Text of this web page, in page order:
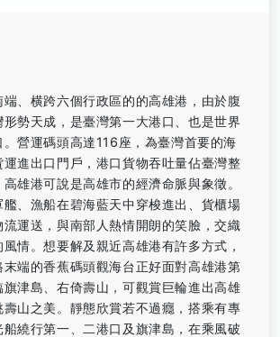
、横跨六個行政區的的高雄港，由於腹
勢天成，是臺灣第一大港口、也是世界
營運碼頭高達116座，為臺灣首要的海
進出口門戶，港口貨物吞吐量佔臺灣整
雄港可說是高雄市的經濟命脈與象徵。
艦、漁船在碧海藍天中穿梭進出、貨櫃場
運送，與南部人熱情開朗的笑臉，交織
情。想要解及親近高雄港有許多方式，
端的香蕉碼頭觀海台正好面對高雄港第
津島、右倚壽山，可觀賞巨輪進出高雄
山之美。靜態欣賞若不過癮，搭乘有專
船繞行第一、二港口及旗津島，在乘風破